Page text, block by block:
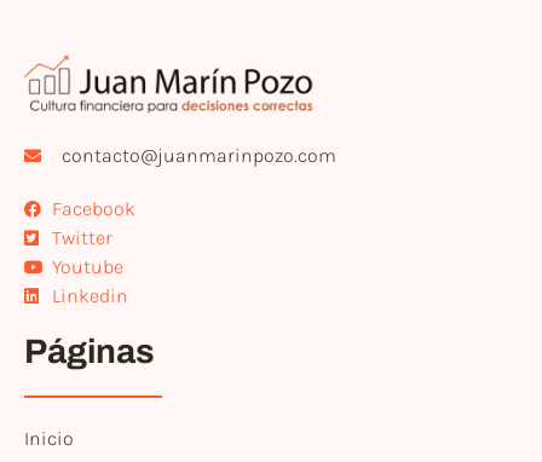
contacto@juanmarinpozo.com
Facebook
Twitter
Youtube
Linkedin
Páginas
Inicio